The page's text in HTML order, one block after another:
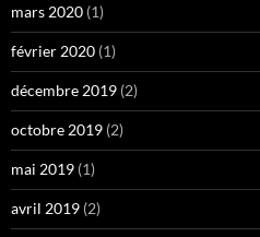
mars 2020 (1)
février 2020 (1)
décembre 2019 (2)
octobre 2019 (2)
mai 2019 (1)
avril 2019 (2)